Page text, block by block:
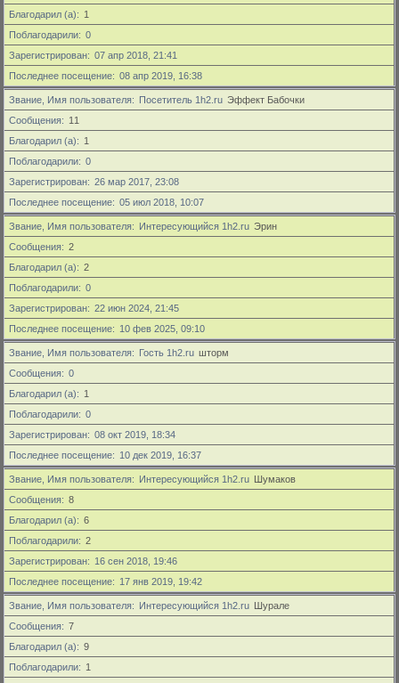
Благодарил (а)
1
Поблагодарили
0
Зарегистрирован
07 апр 2018, 21:41
Последнее посещение
08 апр 2019, 16:38
Звание, Имя пользователя Посетитель 1h2.ru Эффект Бабочки
Сообщения
11
Благодарил (а)
1
Поблагодарили
0
Зарегистрирован
26 мар 2017, 23:08
Последнее посещение
05 июл 2018, 10:07
Звание, Имя пользователя Интересующийся 1h2.ru Эрин
Сообщения
2
Благодарил (а)
2
Поблагодарили
0
Зарегистрирован
22 июн 2024, 21:45
Последнее посещение
10 фев 2025, 09:10
Звание, Имя пользователя Гость 1h2.ru шторм
Сообщения
0
Благодарил (а)
1
Поблагодарили
0
Зарегистрирован
08 окт 2019, 18:34
Последнее посещение
10 дек 2019, 16:37
Звание, Имя пользователя Интересующийся 1h2.ru Шумаков
Сообщения
8
Благодарил (а)
6
Поблагодарили
2
Зарегистрирован
16 сен 2018, 19:46
Последнее посещение
17 янв 2019, 19:42
Звание, Имя пользователя Интересующийся 1h2.ru Шурале
Сообщения
7
Благодарил (а)
9
Поблагодарили
1